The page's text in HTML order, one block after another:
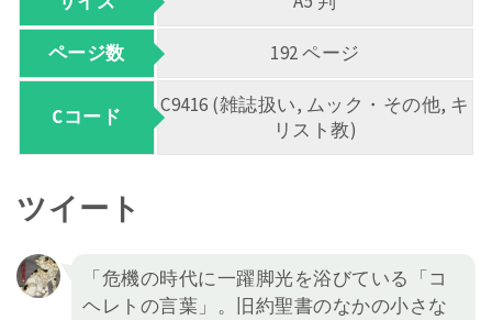
ページ数 192 ページ
Cコード
C9416 (雑誌扱い, ムック・その他, キ
リスト教)
ツイート
「危機の時代に一躍脚光を浴びている「コ
ヘレトの言葉」。旧約聖書のなかの小さな